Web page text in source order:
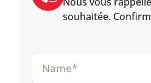
souhaitée.